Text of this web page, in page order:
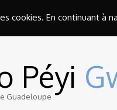
cookies. En continuant à
Péyi
Guadeloupe